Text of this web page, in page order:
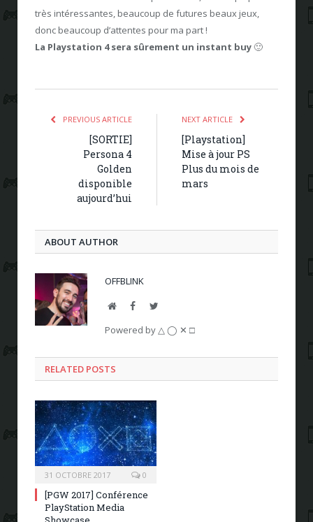
très intéressantes, beaucoup de futures beaux jeux,
donc beaucoup d’attentes pour ma part !
La Playstation 4 sera sûrement un instant buy🙂
PREVIOUS ARTICLE
[SORTIE]
Persona 4
Golden
disponible
aujourd’hui
NEXT ARTICLE
[Playstation]
Mise à jour PS
Plus du mois de
mars
ABOUT AUTHOR
OFFBLINK
WebsiteFacebookTwitter
Powered by △ ◯ ✕ □
RELATED POSTS
31 OCTOBRE 2017 0
[PGW 2017] Conférence
PlayStation Media